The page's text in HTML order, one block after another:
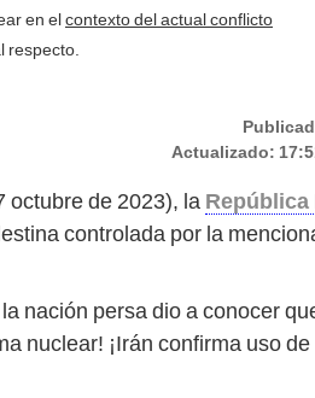
en elcontexto del actual conflicto
respecto.
Actualizado:
octubre de 2023), la República
controlada por la
nación persa dio a conocer
nuclear! ¡Irán confirma uso